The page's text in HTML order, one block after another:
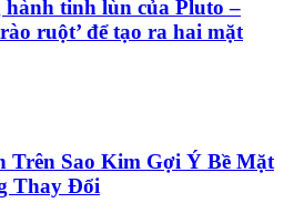
tinh lùn của Pluto –
ruột’ để tạo ra hai mặt
Trên Sao Kim Gợi Ý Bề Mặt
Thay Đổi